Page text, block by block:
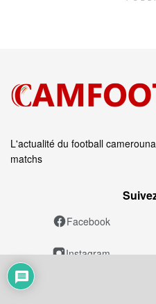
L'actualité du football
matchs
Facebook
Instagram